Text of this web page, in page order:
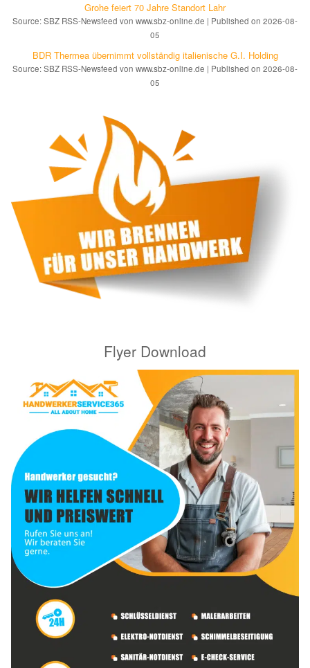
Grohe feiert 70 Jahre Standort Lahr
Source: SBZ RSS-Newsfeed von www.sbz-online.de
Published on 2026-08-
05
BDR Thermea übernimmt vollständig italienische G.I. Holding
Source: SBZ RSS-Newsfeed von www.sbz-online.de
Published on 2026-08-
05
Flyer Download